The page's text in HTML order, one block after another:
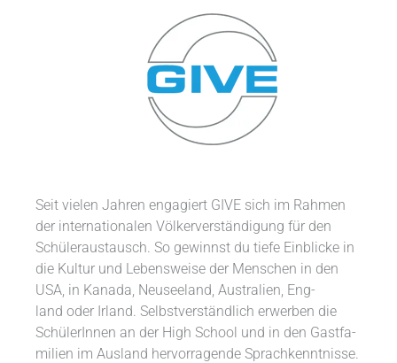
Seit vie­len Jah­ren en­ga­gie­rt GIVE sich im Rah­men
der in­ter­na­tio­na­len Völ­ker­ver­stän­di­gung für den
Schü­ler­aus­tausch. So ge­winnst du tie­fe Ein­bli­cke in
die Kul­tur und Le­bens­wei­se der Men­schen in den
USA, in Ka­na­da, Neu­see­land, Aus­tra­li­en, Eng­
land oder Irland. Selbst­ver­ständ­lich er­wer­ben die
Schü­lerInnen an der High School und in den Gast­fa­
mi­li­en im Aus­land her­vor­ra­gen­de Sprach­kennt­nis­se.